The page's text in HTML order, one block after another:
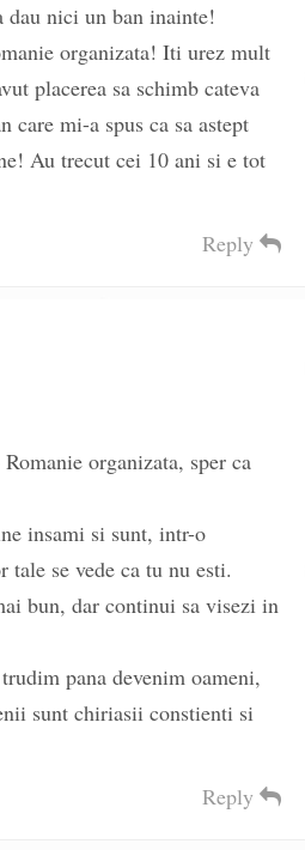
dau nici un ban inainte!
organizata! Iti urez mult
placerea sa schimb cateva
care mi-a spus ca sa astept
Au trecut cei 10 ani si e tot
Reply
organizata, sper ca
insami si sunt, intr-o
tale se vede ca tu nu esti.
bun, dar continui sa visezi in
pana devenim oameni,
sunt chiriasii constienti si
Reply